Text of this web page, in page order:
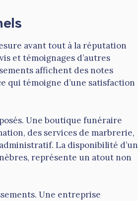
avant tout à la réputation
et témoignages d’autres
affichent des notes
qui témoigne d’une satisfaction
Une boutique funéraire
des services de marbrerie,
La disponibilité d’un
représente un atout non
Une entreprise